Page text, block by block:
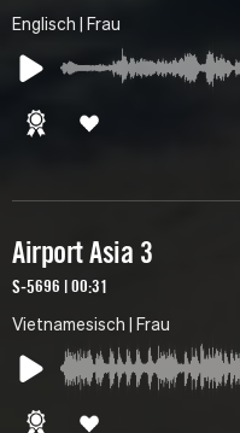
Englisch | Frau
Airport Asia 3
S-5696 | 00:31
Vietnamesisch | Frau